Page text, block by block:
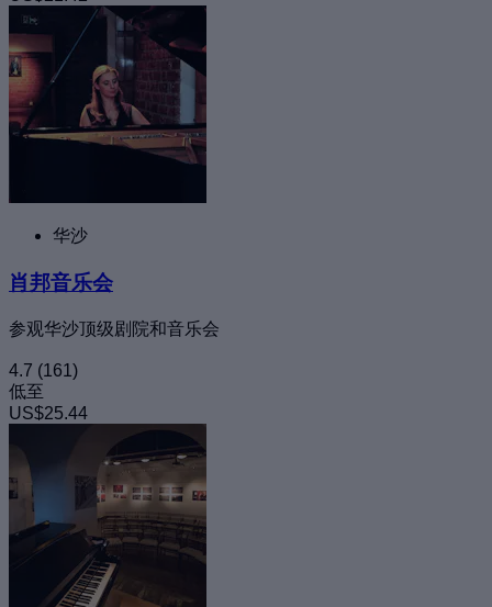
华沙
肖邦音乐会
参观华沙顶级剧院和音乐会
4.7 (161)
低至
US$25.44